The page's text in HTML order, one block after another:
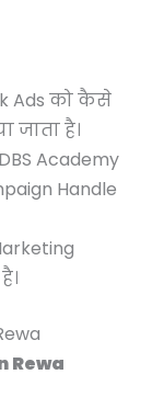
Ads को कैसे
जाता है।
Academy
Handle
Rewa